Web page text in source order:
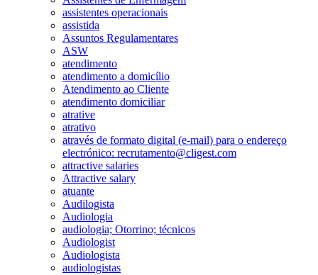
assistentes operacionais
assistida
Assuntos Regulamentares
ASW
atendimento
atendimento a domicílio
Atendimento ao Cliente
atendimento domiciliar
atrative
atrativo
através de formato digital (e-mail) para o endereço
electrónico: recrutamento@cligest.com
attractive salaries
Attractive salary
atuante
Audilogista
Audiologia
audiologia; Otorrino; técnicos
Audiologist
Audiologista
audiologistas